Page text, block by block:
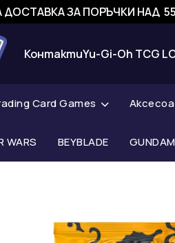
ДОСТАВКА ЗА ПОРЪЧКИ НАД
КонтактиYu-Gi-Oh TCG
Card Games
WARS BEYBLADE